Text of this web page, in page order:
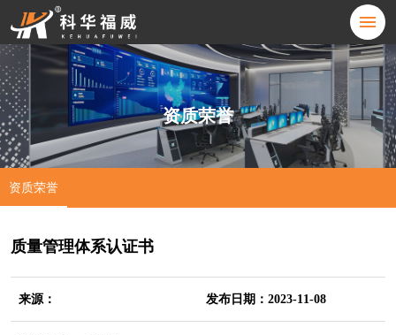
资质荣誉
资质荣誉
质量管理体系认证书
来源： 发布日期：2023-11-08